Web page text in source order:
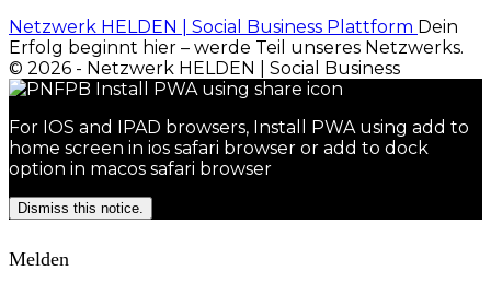
Netzwerk HELDEN | Social Business Plattform Dein
Erfolg beginnt hier – werde Teil unseres Netzwerks.
© 2026 - Netzwerk HELDEN | Social Business
For IOS and IPAD browsers, Install PWA using add to
home screen in ios safari browser or add to dock
option in macos safari browser
Dismiss this notice.
Melden